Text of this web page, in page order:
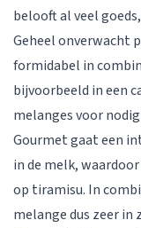
belooft al veel
Geheel onverwacht
formidabel in
bijvoorbeeld in een
melanges voor
Gourmet gaat een
in de melk,
op tiramisu. In
melange dus zeer in